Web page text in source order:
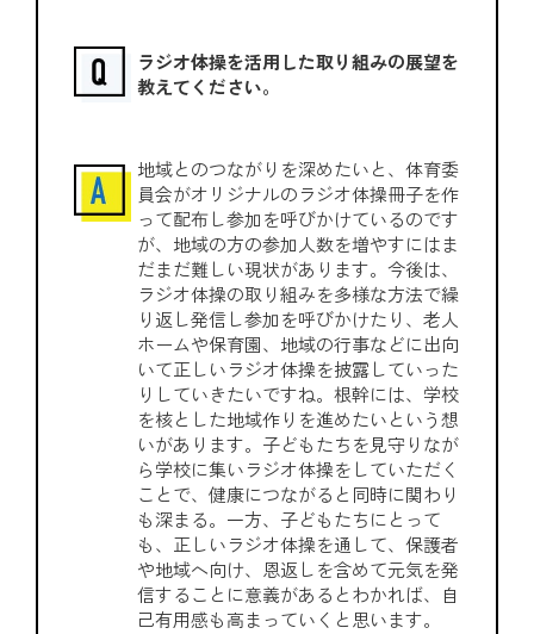
ラジオ体操を活用した取り組みの展望を
教えてください。
地域とのつながりを深めたいと、体育委
員会がオリジナルのラジオ体操冊子を作
って配布し参加を呼びかけているのです
が、地域の方の参加人数を増やすにはま
だまだ難しい現状があります。今後は、
ラジオ体操の取り組みを多様な方法で繰
り返し発信し参加を呼びかけたり、老人
ホームや保育園、地域の行事などに出向
いて正しいラジオ体操を披露していった
りしていきたいですね。根幹には、学校
を核とした地域作りを進めたいという想
いがあります。子どもたちを見守りなが
ら学校に集いラジオ体操をしていただく
ことで、健康につながると同時に関わり
も深まる。一方、子どもたちにとって
も、正しいラジオ体操を通して、保護者
や地域へ向け、恩返しを含めて元気を発
信することに意義があるとわかれば、自
己有用感も高まっていくと思います。